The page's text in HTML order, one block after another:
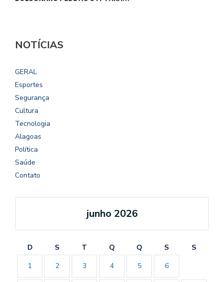
NOTÍCIAS
GERAL
Esportes
Segurança
Cultura
Tecnologia
Alagoas
Política
Saúde
Contato
junho 2026
D S T Q Q S
S
1
2 3 4 5 6